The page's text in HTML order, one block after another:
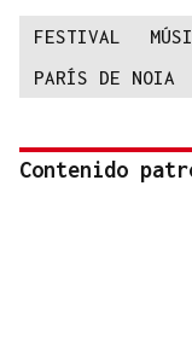
FESTIVAL
PARÍS DE NOIA
Contenido